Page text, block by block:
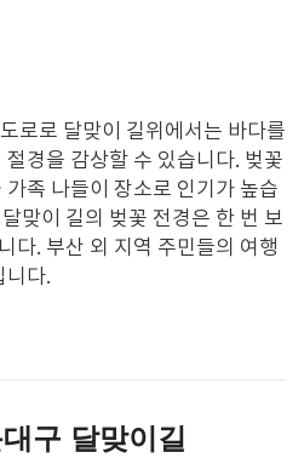
로로 달맞이 길위에서는 바다를
경을 감상할 수 있습니다. 벚꽃
족 나들이 장소로 인기가 높습
맞이 길의 벚꽃 전경은 한 번 보
다. 부산 외 지역 주민들의 여행
니다.